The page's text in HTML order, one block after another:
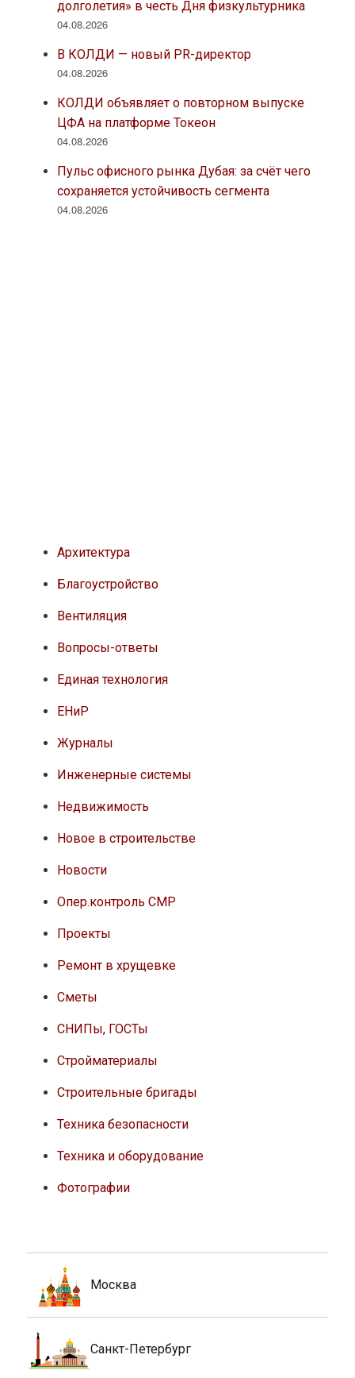
долголетия» в честь Дня физкультурника
04.08.2026
В КОЛДИ — новый PR-директор
04.08.2026
КОЛДИ объявляет о повторном выпуске
ЦФА на платформе Токеон
04.08.2026
Пульс офисного рынка Дубая: за счёт чего
сохраняется устойчивость сегмента
04.08.2026
Архитектура
Благоустройство
Вентиляция
Вопросы-ответы
Единая технология
ЕНиР
Журналы
Инженерные системы
Недвижимость
Новое в строительстве
Новости
Опер.контроль СМР
Проекты
Ремонт в хрущевке
Сметы
СНИПы, ГОСТы
Стройматериалы
Строительные бригады
Техника безопасности
Техника и оборудование
Фотографии
Москва
Санкт-Петербург